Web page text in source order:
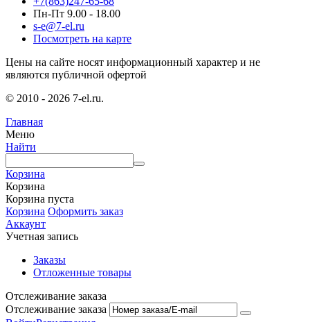
Пн-Пт 9.00 - 18.00
s-e@7-el.ru
Посмотреть на карте
Цены на сайте носят информационный характер и не
являются публичной офертой
© 2010 - 2026 7-el.ru.
Главная
Меню
Найти
Корзина
Корзина
Корзина пуста
Корзина Оформить заказ
Аккаунт
Учетная запись
Заказы
Отложенные товары
Отслеживание заказа
Отслеживание заказа